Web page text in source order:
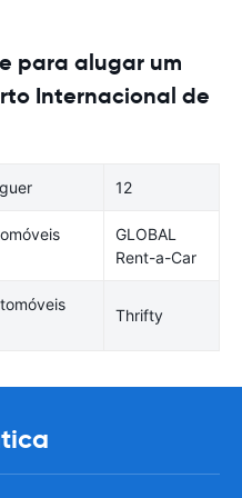
para alugar um
Internacional de
12
GLOBAL
Rent-a-Car
Thrifty